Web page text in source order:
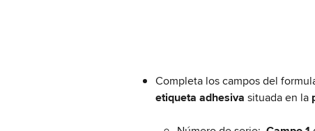
Completa los campos del
etiqueta adhesiva situada en la